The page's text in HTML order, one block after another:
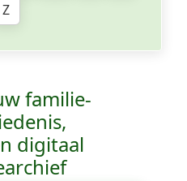
Z
familie­
digitaal